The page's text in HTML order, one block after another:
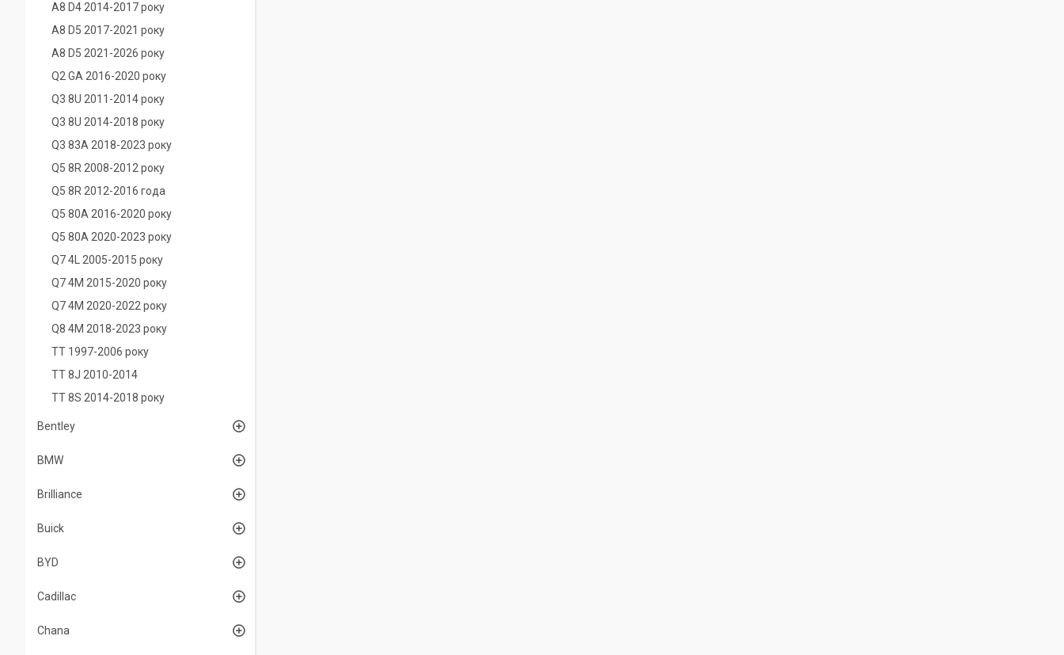
A8 D4 2014-2017 року
A8 D5 2017-2021 року
A8 D5 2021-2026 року
Q2 GA 2016-2020 року
Q3 8U 2011-2014 року
Q3 8U 2014-2018 року
Q3 83A 2018-2023 року
Q5 8R 2008-2012 року
Q5 8R 2012-2016 года
Q5 80A 2016-2020 року
Q5 80A 2020-2023 року
Q7 4L 2005-2015 року
Q7 4M 2015-2020 року
Q7 4M 2020-2022 року
Q8 4M 2018-2023 року
TT 1997-2006 року
TT 8J 2010-2014
TT 8S 2014-2018 року
Bentley
BMW
Brilliance
Buick
BYD
Cadillac
Chana